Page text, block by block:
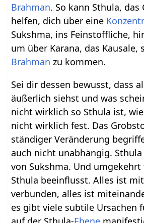
Brahman. So kann Sthula,
helfen, dich über eine
Sukshma, ins Feinstoffliche,
um über Karana, das Kausale,
Brahman zu kommen.
Sei dir dessen bewusst, dass
äußerlich siehst und was
nicht wirklich so Sthula ist,
nicht wirklich fest. Das
ständiger Veränderung
auch nicht unabhängig.
von Sukshma. Und
Sthula beeinflusst. Alles ist
verbunden, alles ist
es gibt viele subtile Ursachen